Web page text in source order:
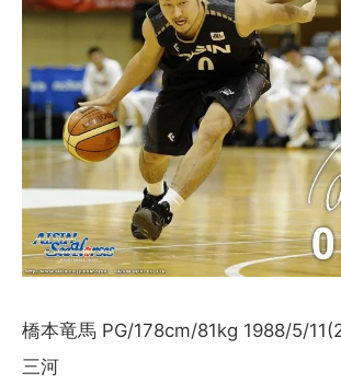
橋本竜馬 PG/178cm/81kg 1988/5/
三河